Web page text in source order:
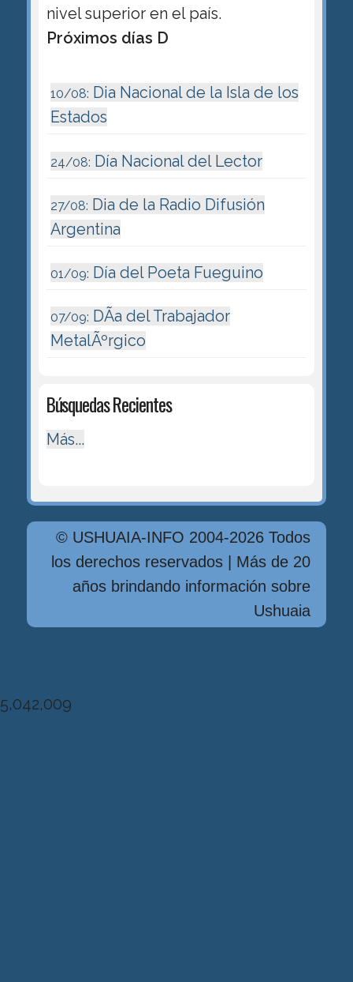
nivel superior en el país.
Próximos días D
10/08: Dia Nacional de la Isla de los
Estados
24/08: Día Nacional del Lector
27/08: Dia de la Radio Difusión
Argentina
01/09: Día del Poeta Fueguino
07/09: DÃ­a del Trabajador
MetalÃºrgico
Búsquedas Recientes
Más...
© USHUAIA-INFO 2004-2026 Todos
los derechos reservados | Más de 20
años brindando información sobre
Ushuaia
5,042,009